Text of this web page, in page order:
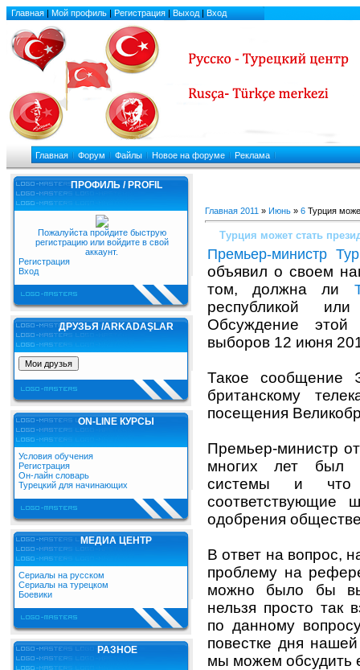
Главная | Мой профиль | Регистрация | Выход | Вход
Главная Форум Файлы Новое на форуме Реклама
ПРОФИЛЬ / PROFIL
Пожалуйста пройдите быструю
регистрацию или войдите в свой
аккаунт.
Регистрация
Вход
ДРУЗЬЯ /ARKADAŞLAR
ON-LINE КУРСЫ
Условия обучения
Регистрация
Он-лайн словарь
Турецкий для начинающих
МЕДИА ЦЕНТР
Сериалы на русском
Сериалы на турецком
Боевики
РАЗНОЕ
Главная 2011 » Июнь » 6 Турция
Турция может стать
Премьер-министр
объявил о своем
том, должна ли
республикой или
Обсуждение этой
выборов 12 июня
Такое сообщение
британскому
посещения
Премьер-министр
многих лет был
системы и что
соответствующие
одобрения
В ответ на вопрос,
проблему на
можно было бы
нельзя просто так
по данному
повестке дня
мы можем обсудить